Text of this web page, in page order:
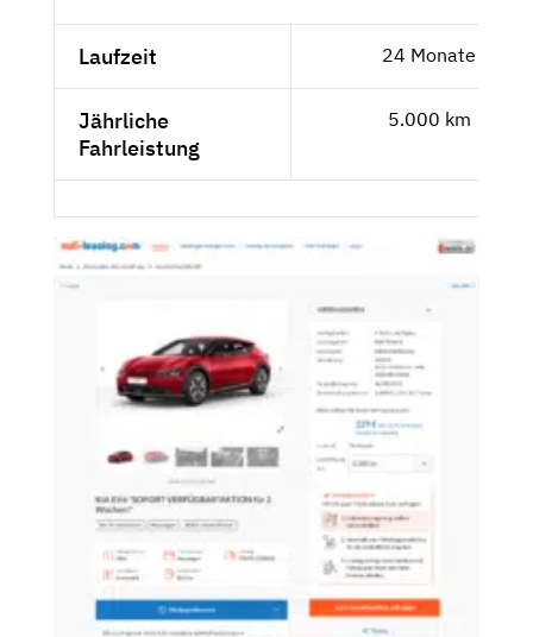
Laufzeit 24 Monate
Jährliche
Fahrleistung
5.000 km